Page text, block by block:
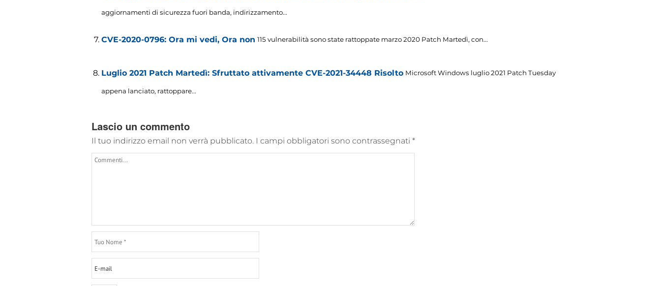
aggiornamenti di sicurezza fuori banda, indirizzamento...
CVE-2020-0796: Ora mi vedi, Ora non 115 vulnerabilità sono state rattoppate marzo 2020 Patch Martedì, con...
Luglio 2021 Patch Martedì: Sfruttato attivamente CVE-2021-34448 Risolto Microsoft Windows luglio 2021 Patch Tuesday
appena lanciato, rattoppare...
Lascio un commento
Il tuo indirizzo email non verrà pubblicato. I campi obbligatori sono contrassegnati *